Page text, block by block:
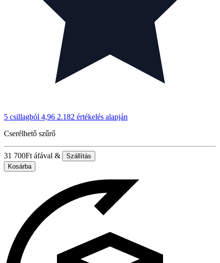
5 csillagból 4,96 2.182 értékelés alapján
Cserélhető szűrő
31 700Ft áfával &
Szállítás
Kosárba